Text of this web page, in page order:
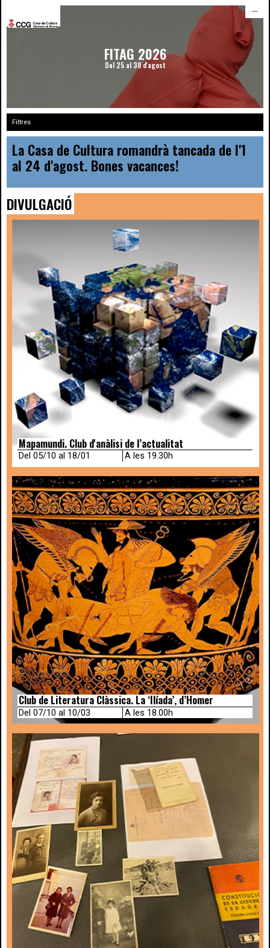
menú
FITAG 2026
Del 25 al 30 d'agost
Filtres
La Casa de Cultura romandrà tancada de l'1
al 24 d'agost. Bones vacances!
DIVULGACIÓ
Mapamundi. Club d'anàlisi de l’actualitat
Del 05/10 al 18/01 A les 19.30h
Club de Literatura Clàssica. La ‘Ilíada’, d’Homer
Del 07/10 al 10/03 A les 18.00h